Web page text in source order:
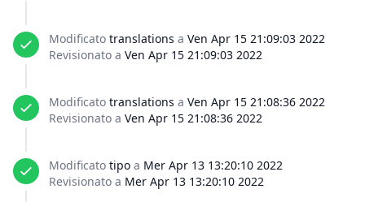
Modificato translations a Ven Apr 15 21:09:03 2022
Revisionato a Ven Apr 15 21:09:03 2022
Modificato translations a Ven Apr 15 21:08:36 2022
Revisionato a Ven Apr 15 21:08:36 2022
Modificato tipo a Mer Apr 13 13:20:10 2022
Revisionato a Mer Apr 13 13:20:10 2022